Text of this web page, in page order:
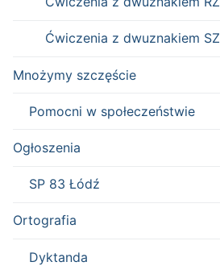
Ćwiczenia z dwuznakiem SZ
Mnożymy szczęście
Pomocni w społeczeństwie
Ogłoszenia
SP 83 Łódź
Ortografia
Dyktanda